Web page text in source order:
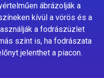
ábrázolják a
kívül a vörös és a
a fodrászüzlet
színt is, ha fodrászata
jelenthet a piacon.